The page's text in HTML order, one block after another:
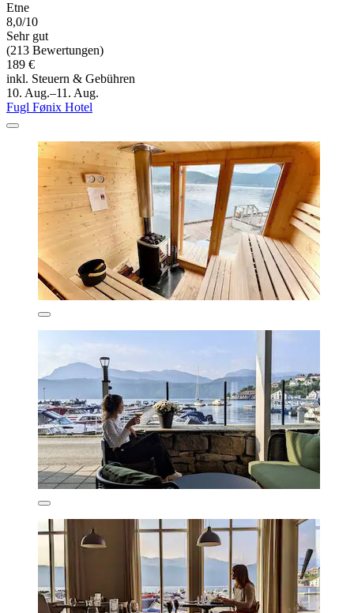
Etne
8,0/10
Sehr gut
(213 Bewertungen)
189 €
inkl. Steuern & Gebühren
10. Aug.–11. Aug.
Fugl Fønix Hotel